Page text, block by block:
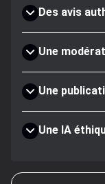
Des avis
Une
Une
Une IA